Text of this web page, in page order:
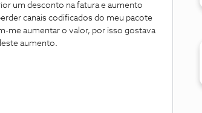
um desconto na fatura e aumento
canais codificados do meu pacote
me aumentar o valor, por isso gostava
aumento.